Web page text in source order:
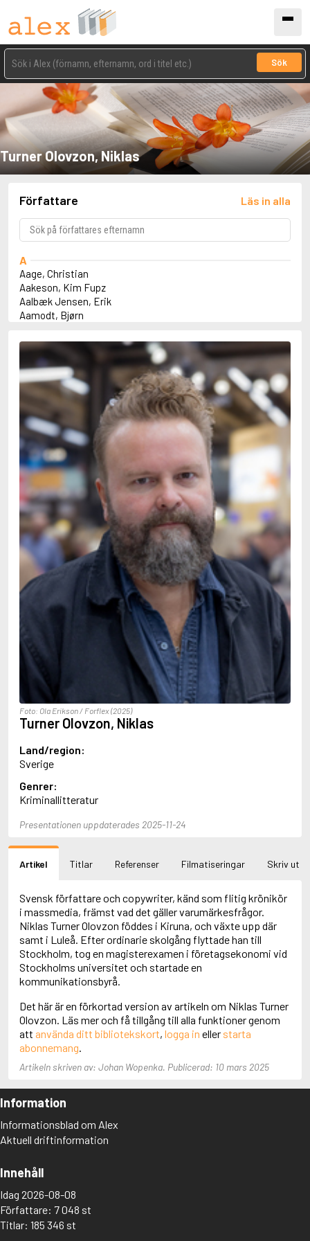
Sök
Turner Olovzon, Niklas
Författare Läs in alla
A
Aage, Christian
Aakeson, Kim Fupz
Aalbæk Jensen, Erik
Aamodt, Bjørn
Abbey, Kieran
Abbot, Anthony
Abbott, John
Abbott, Megan
Abdel-Fattah, Randa
Abdolah, Kader
Abé, Kobo
Abedi, Isabel
Abele, Inga
Abgarjan, Narine
Abish, Walter
Aboulela, Leila
Abrahams, Peter (f. 1919)
Abrahams, Peter (f. 1947)
Abrahamson, Emmy
Abse, Dannie
Abu-Jaber, Diana
Abulhawa, Susan
Aburas, Lone
Achebe, Chinua
Aciman, André
Ackebo, Lena
Acker, Kathy
Ackroyd, Peter
Adam de la Halle
Adamov, Arthur
Adams, Douglas
Adams, Herbert
Adams, Jane
Adams, Richard
Adbåge, Emma
Adbåge, Lisen
Adelborg, Ottilia
Adiga, Aravind
Adnan, Etel
Adolfsson, Evert
Adolfsson, Gunnar
Adolfsson, Josefine
Adolfsson, Maria
Adolphsen, Peter
Foto: Ola Erikson / Forflex (2025)
Turner Olovzon, Niklas
Land/region:
Sverige
Genrer:
Kriminallitteratur
Presentationen uppdaterades 2025-11-24
Artikel Titlar Referenser Filmatiseringar Skriv ut
Svensk författare och copywriter, känd som flitig krönikör
i massmedia, främst vad det gäller varumärkesfrågor.
Niklas Turner Olovzon föddes i Kiruna, och växte upp där
samt i Luleå. Efter ordinarie skolgång flyttade han till
Stockholm, tog en magisterexamen i företagsekonomi vid
Stockholms universitet och startade en
kommunikationsbyrå.
Det här är en förkortad version av artikeln om Niklas Turner
Olovzon. Läs mer och få tillgång till alla funktioner genom
att använda ditt bibliotekskort, logga in eller starta
abonnemang
Artikeln skriven av: Johan Wopenka. Publicerad: 10 mars 2025
Information
Informationsblad om Alex
Aktuell driftinformation
Innehåll
Idag 2026-08-08
Författare: 7 048 st
Titlar: 185 346 st